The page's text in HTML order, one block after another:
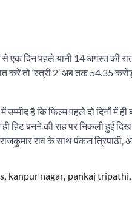
दिन पहले यानी 14 अगस्त की रात
करें तो ‘स्त्री 2’ अब तक 54.35
उम्मीद है कि फिल्म पहले दो दिनों में
बनने की राह पर निकली हुई दिख
राव के साथ पंकज
, kanpur nagar, pankaj tripathi,